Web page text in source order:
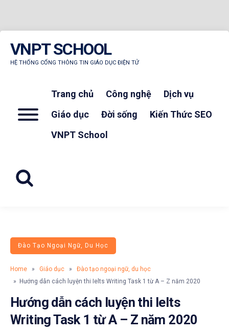
content
VNPT SCHOOL
HỆ THỐNG CỔNG THÔNG TIN GIÁO DỤC ĐIỆN TỬ
Menu
Trang chủ Công nghệ
Dịch vụ
Giáo dục
Đời sống
Kiến Thức SEO
VNPT School
Đào Tạo Ngoại Ngữ, Du Học
Home » Giáo dục »
Đào tạo ngoại ngữ, du học
» Hướng dẫn cách luyện thi Ielts Writing Task 1 từ A – Z năm 2020
Hướng dẫn cách luyện thi Ielts
Writing Task 1 từ A – Z năm 2020